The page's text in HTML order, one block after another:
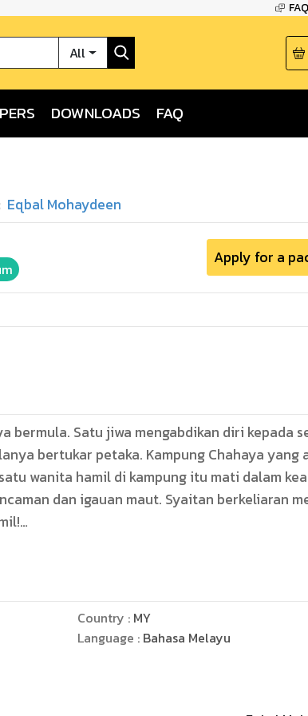
FAQ
All
DOWNLOADS FAQ
Eqbal Mohaydeen
Apply for a
bermula. Satu jiwa mengabdikan diri kepada
bertukar petaka. Kampung Chahaya yang
wanita hamil di kampung itu mati dalam
dan igauan maut. Syaitan berkeliaran
meragut nyawa. Dalam masa yang sama,
kematian wanita hamil. Setiap mangsa ditemui
dimakan. Inspektor Shahid yang mengetuai
kes. Elemen paranormal dan misteri
Country : MY
Language : Bahasa Melayu